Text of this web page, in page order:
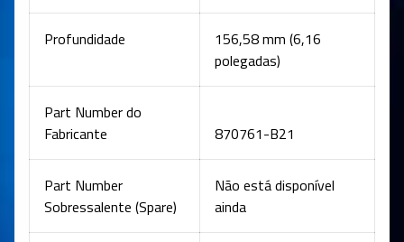
Profundidade
156,58 mm (6,16
polegadas)
Part Number do
Fabricante
870761-B21
Part Number
Sobressalente (Spare)
Não está disponível
ainda